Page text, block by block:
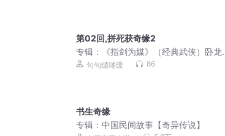
第02回,拼死获奇缘2
专辑：
《指剑为媒》（经典武侠）卧龙
生 小说
句句缱绻缓 86
书生奇缘
专辑：中国民间故事【奇异传说】